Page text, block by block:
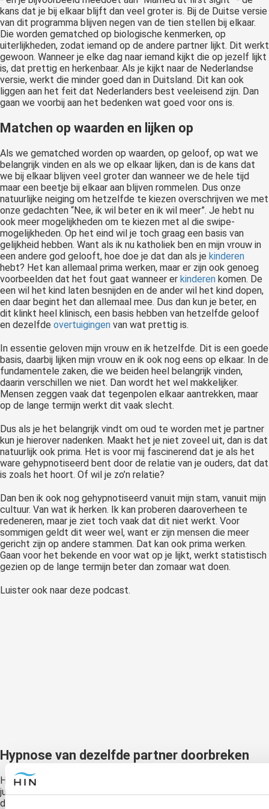
kans dat je bij elkaar blijft dan veel groter is. Bij de Duitse versie
van dit programma blijven negen van de tien stellen bij elkaar.
Die worden gematched op biologische kenmerken, op
uiterlijkheden, zodat iemand op de andere partner lijkt. Dit werkt
gewoon. Wanneer je elke dag naar iemand kijkt die op jezelf lijkt
is, dat prettig en herkenbaar. Als je kijkt naar de Nederlandse
versie, werkt die minder goed dan in Duitsland. Dit kan ook
liggen aan het feit dat Nederlanders best veeleisend zijn. Dan
gaan we voorbij aan het bedenken wat goed voor ons is.
Matchen op waarden en lijken op
Als we gematched worden op waarden, op geloof, op wat we
belangrijk vinden en als we op elkaar lijken, dan is de kans dat
we bij elkaar blijven veel groter dan wanneer we de hele tijd
maar een beetje bij elkaar aan blijven rommelen. Dus onze
natuurlijke neiging om hetzelfde te kiezen overschrijven we met
onze gedachten “Nee, ik wil beter en ik wil meer”. Je hebt nu
ook meer mogelijkheden om te kiezen met al die swipe-
mogelijkheden. Op het eind wil je toch graag een basis van
gelijkheid hebben. Want als ik nu katholiek ben en mijn vrouw in
een andere god gelooft, hoe doe je dat dan als je kinderen
hebt? Het kan allemaal prima werken, maar er zijn ook genoeg
voorbeelden dat het fout gaat wanneer er kinderen komen. De
een wil het kind laten besnijden en de ander wil het kind dopen,
en daar begint het dan allemaal mee. Dus dan kun je beter, en
dit klinkt heel klinisch, een basis hebben van hetzelfde geloof
en dezelfde overtuigingen van wat prettig is.
In essentie geloven mijn vrouw en ik hetzelfde. Dit is een goede
basis, daarbij lijken mijn vrouw en ik ook nog eens op elkaar. In de
fundamentele zaken, die we beiden heel belangrijk vinden,
daarin verschillen we niet. Dan wordt het wel makkelijker.
Mensen zeggen vaak dat tegenpolen elkaar aantrekken, maar
op de lange termijn werkt dit vaak slecht.
Dus als je het belangrijk vindt om oud te worden met je partner
kun je hierover nadenken. Maakt het je niet zoveel uit, dan is dat
natuurlijk ook prima. Het is voor mij fascinerend dat je als het
ware gehypnotiseerd bent door de relatie van je ouders, dat dat
is zoals het hoort. Of wil je zo’n relatie?
Dan ben ik ook nog gehypnotiseerd vanuit mijn stam, vanuit mijn
cultuur. Van wat ik herken. Ik kan proberen daaroverheen te
redeneren, maar je ziet toch vaak dat dit niet werkt. Voor
sommigen geldt dit weer wel, want er zijn mensen die meer
gericht zijn op andere stammen. Dat kan ook prima werken.
Gaan voor het bekende en voor wat op je lijkt, werkt statistisch
gezien op de lange termijn beter dan zomaar wat doen.
Luister ook naar deze podcast.
Hypnose van dezelfde partner doorbreken
Heb je keer op keer het gevoel dat je bij het kiezen van de
juiste partner in een soort valkuil bent gestapt? Ben je het zat
dat je telkens de prins op het witte paard hebt gevonden, die